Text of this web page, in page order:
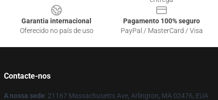
Garantia internacional
Oferecido no país de uso
Pagamento 100% seguro
PayPal / MasterCard / Visa
Contacte-nos
A nossa sede: 21167 Massachusetts Ave, Arlington, MA 02476, EUA